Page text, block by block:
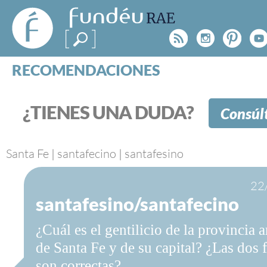
FundéuRAE
- Fundación
del Español
Urgente
Rss
RECOMENDACIONES
CATEGORÍAS
ESPECIALES
BLOG
NOTICIAS
SOBRE LA FUNDÉURAE
FundéuRAE es una fundación patrocinada por la
el buen uso del español en los medios de
Internet.
¿TIENES UNA DUDA?
Santa Fe | santafecino | santafesino
santafesino/santafecino
¿Cuál es el gentilicio de la provincia
de Santa Fe y de su capital? ¿Las dos